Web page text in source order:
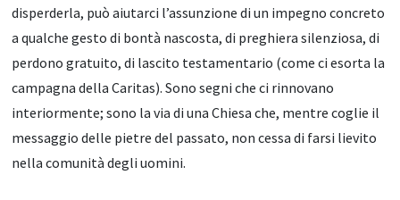
disperderla, può aiutarci l’assunzione di un impegno concreto
a qualche gesto di bontà nascosta, di preghiera silenziosa, di
perdono gratuito, di lascito testamentario (come ci esorta la
campagna della Caritas). Sono segni che ci rinnovano
interiormente; sono la via di una Chiesa che, mentre coglie il
messaggio delle pietre del passato, non cessa di farsi lievito
nella comunità degli uomini.